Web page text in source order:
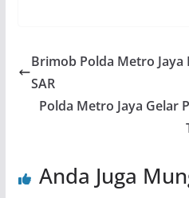
Brimob Polda Metro Jaya
SAR
Polda Metro Jaya Gelar
Anda Juga